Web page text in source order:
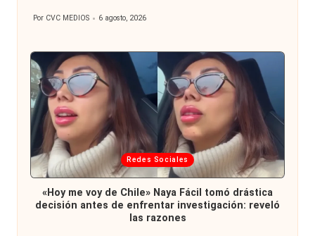
Publicado
Por CVC MEDIOS 6 agosto, 2026
Publicada
en
Redes Sociales
«Hoy me voy de Chile» Naya Fácil tomó drástica
decisión antes de enfrentar investigación: reveló
las razones